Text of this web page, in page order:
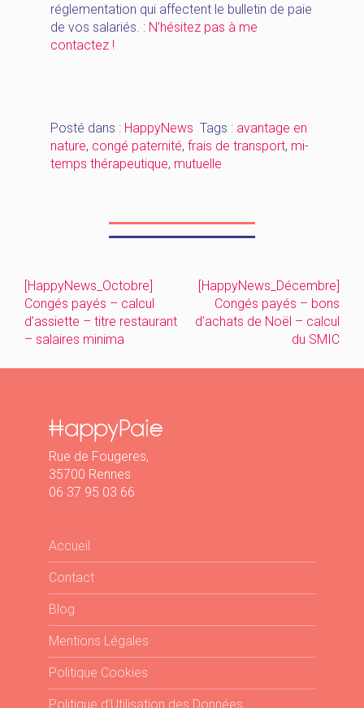
réglementation qui affectent le bulletin de paie
de vos salariés. : N’hésitez pas à me
contactez !
Posté dans : HappyNews Tags : avantage en
nature, congé paternité, frais de transport, mi-
temps thérapeutique, mutuelle
Navigation
de
l’article
[HappyNews_Octobre]
Congés payés – calcul
d’assiette – titre restaurant
– salaires minima
[HappyNews_Décembre]
Congés payés – bons
d’achats de Noël – calcul
du SMIC
Rue de Fougeres,
35700 Rennes
06 37 95 03 66
Accueil
Contact
Blog
Mentions Légales
Politique Cookies
Politique d’Utilisation des Données